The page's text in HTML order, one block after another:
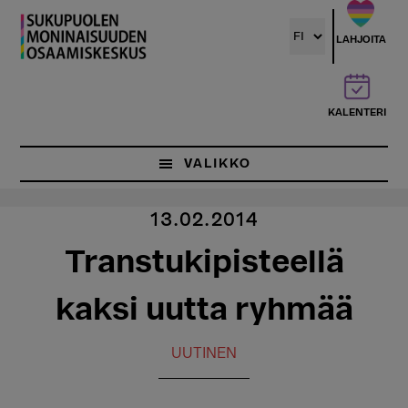
Hyppää
pääsisältöön
LAHJOITA
KALENTERI
VALIKKO
13.02.2014
Transtukipisteellä
kaksi uutta ryhmää
UUTINEN